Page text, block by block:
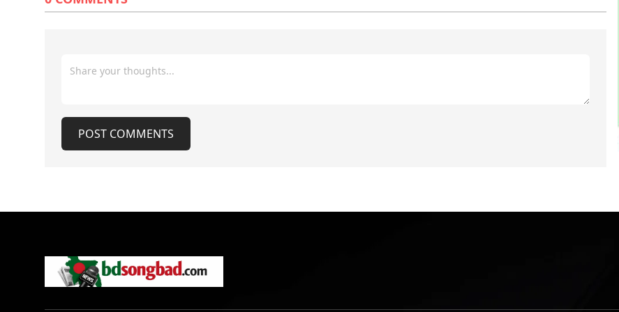
POST COMMENTS
POST COMMENTS